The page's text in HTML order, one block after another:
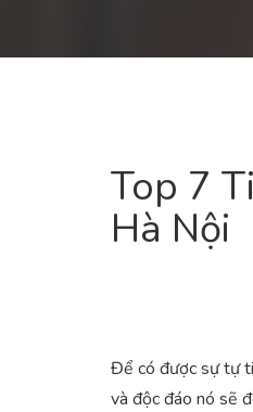
Top 7
Hà Nội
Để có được sự tự
và độc đáo nó sẽ